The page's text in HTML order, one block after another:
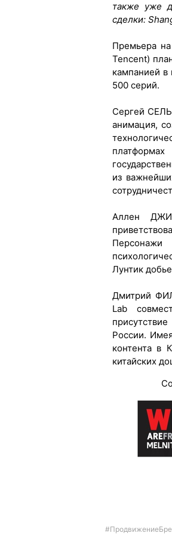
также уже
сделки:
Премьера
Tencent)
кампанией в
500 серий.
Сергей
анимация,
из
Аллен
Лунтик
Дмитрий
Lab
России.
контента в
китайских